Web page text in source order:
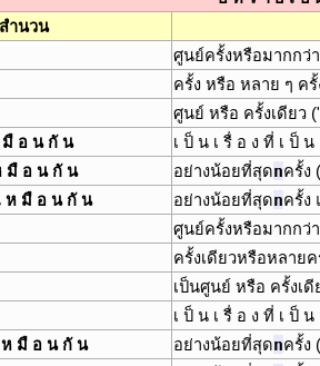
สํานวน
ศูนย์ครั้งหรือมากกว่
ครั้ง หรือ หลาย ๆ ค
ศูนย์ หรือ ครั้งเดียว
มื อ น กั น
เ ป็ น เ รื่ อ ง ที่ เ ป็ น
มื อ น กั น
อย่างน้อยที่สุดnครั้ง
ห มื อ น กั น
อย่างน้อยที่สุดnครั้ง
ศูนย์ครั้งหรือมากกว่
ครั้งเดียวหรือหลาย
เป็นศูนย์ หรือ ครั้งเ
เ ป็ น เ รื่ อ ง ที่ เ ป็ น
ห มื อ น กั น
อย่างน้อยที่สุดnครั้ง